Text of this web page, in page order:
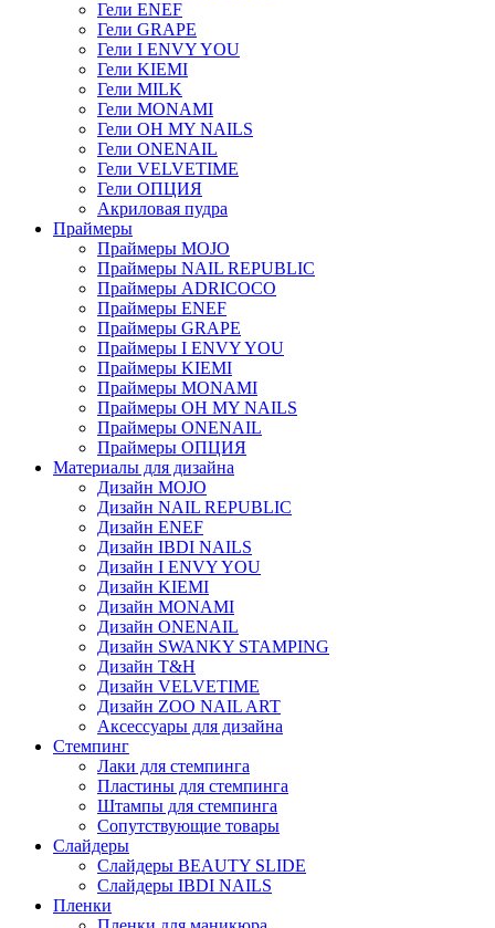
Гели ENEF
Гели GRAPE
Гели I ENVY YOU
Гели KIEMI
Гели MILK
Гели MONAMI
Гели OH MY NAILS
Гели ONENAIL
Гели VELVETIME
Гели ОПЦИЯ
Акриловая пудра
Праймеры
Праймеры MOJO
Праймеры NAIL REPUBLIC
Праймеры ADRICOCO
Праймеры ENEF
Праймеры GRAPE
Праймеры I ENVY YOU
Праймеры KIEMI
Праймеры MONAMI
Праймеры OH MY NAILS
Праймеры ONENAIL
Праймеры ОПЦИЯ
Материалы для дизайна
Дизайн MOJO
Дизайн NAIL REPUBLIC
Дизайн ENEF
Дизайн IBDI NAILS
Дизайн I ENVY YOU
Дизайн KIEMI
Дизайн MONAMI
Дизайн ONENAIL
Дизайн SWANKY STAMPING
Дизайн T&H
Дизайн VELVETIME
Дизайн ZOO NAIL ART
Аксессуары для дизайна
Стемпинг
Лаки для стемпинга
Пластины для стемпинга
Штампы для стемпинга
Сопутствующие товары
Слайдеры
Слайдеры BEAUTY SLIDE
Слайдеры IBDI NAILS
Пленки